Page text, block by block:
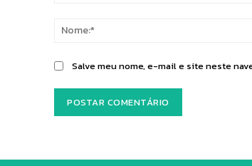
Salve meu nome, e-mail e site neste